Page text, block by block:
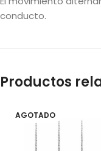
conducto.
Productos
AGOTADO